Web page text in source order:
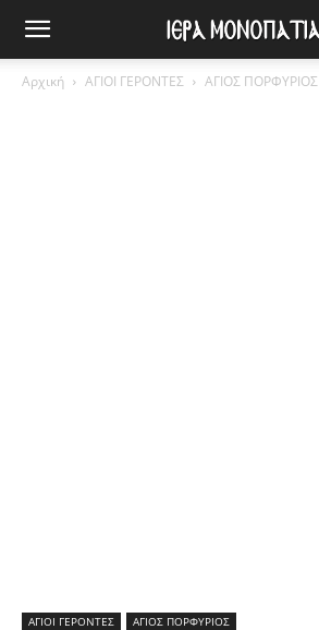
Αρχική ΑΓΙΟΙ ΓΕΡΟΝΤΕΣ ΑΓΙΟΣ ΠΟΡΦΥΡΙΟΣ
ΑΓΙΟΙ ΓΕΡΟΝΤΕΣ ΑΓΙΟΣ ΠΟΡΦΥΡΙΟΣ